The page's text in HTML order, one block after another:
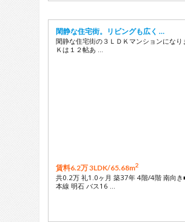
閑静な住宅街。リビングも広く …
閑静な住宅街の３ＬＤＫマンションになり
Ｋは１２帖あ …
賃料6.2万 3LDK/65.68m2
共0.2万 礼1.0ヶ月 築37年 4階/4階 南向き
本線 明石 バス16 …